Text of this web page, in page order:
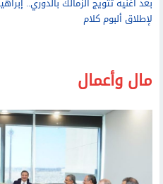
بعد أغنية تتويج الزمالك بالدوري..
لإطلاق ألبوم كلام
مال وأعمال